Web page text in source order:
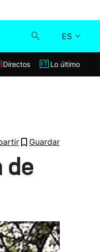
ES
Klisk
Directos Lo último
Guardar
de